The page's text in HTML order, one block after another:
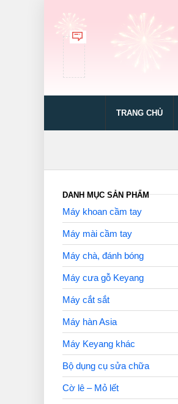
TRANG CHỦ
DANH MỤC SẢN PHẨM
Máy khoan cầm tay
Máy mài cầm tay
Máy chà, đánh bóng
Máy cưa gỗ Keyang
Máy cắt sắt
Máy hàn Asia
Máy Keyang khác
Bộ dụng cụ sửa chữa
Cờ lê – Mỏ lết